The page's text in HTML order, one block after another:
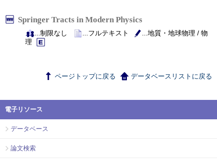
Springer Tracts in Modern Physics
...制限なし ...フルテキスト
...地質・地球物理 / 物
理
ページトップに戻る データベースリストに戻る
電子リソース
データベース
論文検索